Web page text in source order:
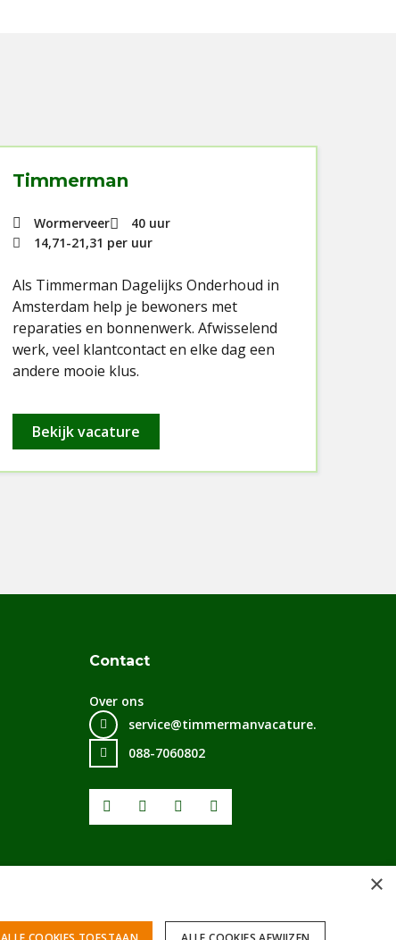
Timmerman
Wormerveer
40 uur
14,71-21,31 per uur
Als Timmerman Dagelijks Onderhoud in
Amsterdam help je bewoners met
reparaties en bonnenwerk. Afwisselend
werk, veel klantcontact en elke dag een
andere mooie klus.
Bekijk vacature
Contact
Over ons
service@timmermanvacature.nl
088-7060802
FacebookYoutubeLinkedIn
×